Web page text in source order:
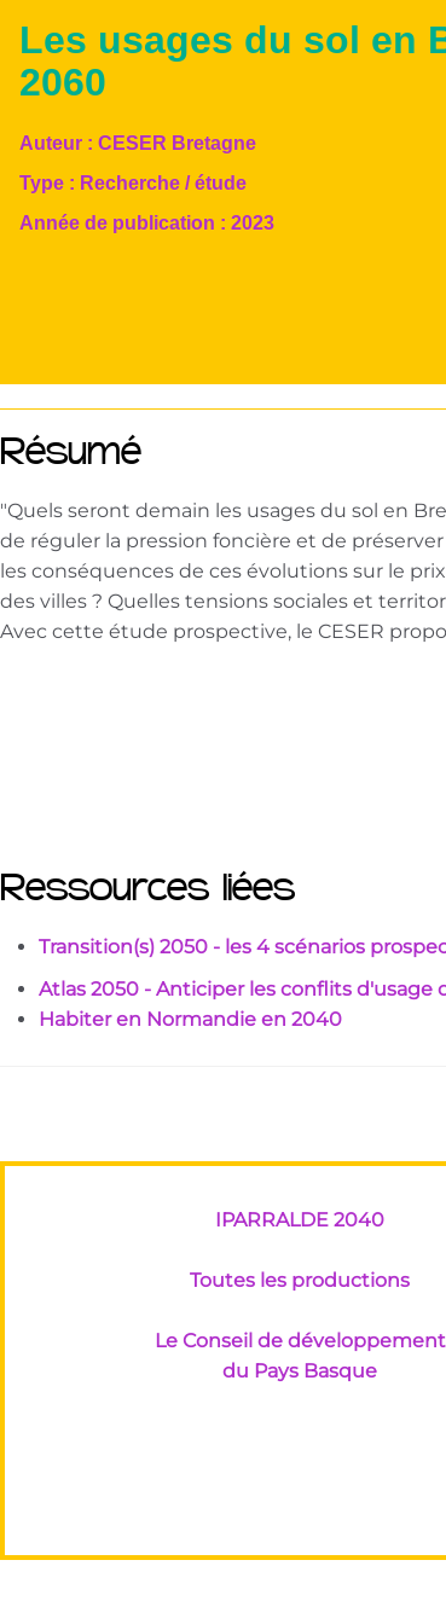
Les usages du sol en
2060
Auteur : CESER Bretagne
Type : Recherche / étude
Année de publication : 2023
Résumé
"Quels seront demain les usages du sol en
de réguler la pression foncière et de
les conséquences de ces évolutions sur le
des villes ? Quelles tensions sociales et
Avec cette étude prospective, le CESER
Ressources liées
Transition(s) 2050 - les 4 scénarios
Atlas 2050 - Anticiper les conflits d'usage
Habiter en Normandie en 2040
IPARRALDE 2040
Toutes les productions
Le Conseil de développement
du Pays Basque